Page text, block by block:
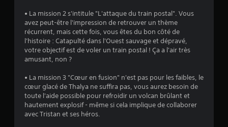
(
6
a
v
• La mission 2 s'intitule "L'attaque du train postal". Vous
avez peut-être l'impression de retrouver un thème
récurrent, mais cette fois, vous êtes du bon côté de
l'histoire : Catapulté dans l'Ouest sauvage et dépravé,
votre objectif est de voler un train postal ! Ça a l'air très
amusant, non ?
• La mission 3 "Cœur en fusion" n'est pas pour les faibles, le
cœur glacé de Thalya ne suffira pas, vous aurez besoin de
toute l'aide possible pour refroidir un volcan brûlant et
hautement explosif - même si cela implique de collaborer
avec Tristan et ses héros.